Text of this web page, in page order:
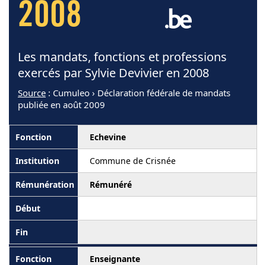
2008
Les mandats, fonctions et professions
exercés par Sylvie Devivier en 2008
Source : Cumuleo › Déclaration fédérale de mandats
publiée en août 2009
Echevine
Commune de Crisnée
Rémunéré
Enseignante